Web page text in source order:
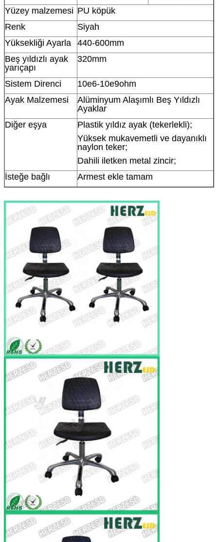
Yüzey malzemesi PU köpük
Renk
Siyah
Yüksekliği Ayarla
440-600mm
Beş yıldızlı ayak
yarıçapı
320mm
Sistem Direnci
10e6-10e9ohm
Ayak Malzemesi
Alüminyum Alaşımlı Beş Yıldızlı
Ayaklar
Diğer eşya
Plastik yıldız ayak (tekerlekli);
Yüksek mukavemetli ve dayanıklı
naylon teker;
Dahili iletken metal zincir;
İsteğe bağlı
Armest ekle tamam